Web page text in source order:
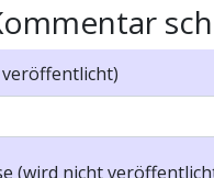
(wird nicht